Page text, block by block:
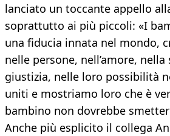
lanciato un toccante appello
soprattutto ai più piccoli: «I
una fiducia innata nel mondo,
nelle persone, nell’amore, nella
giustizia, nelle loro possibilità
uniti e mostriamo loro che è
bambino non dovrebbe
Anche più esplicito il collega